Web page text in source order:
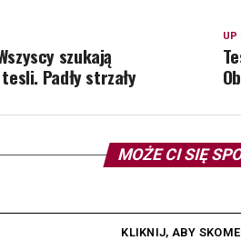
UP
szukają
Padły strzały
MOŻE CI SIĘ
KLIKNIJ, ABY